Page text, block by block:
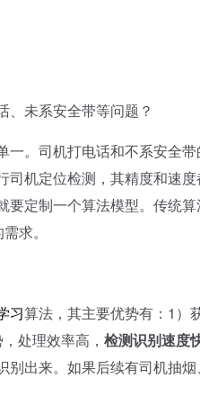
未系安全带等问题？
。司机打电话和不系安全带
司机定位检测，其精度和速
要定制一个算法模型。传统算
求。
习算法，其主要优势有：1）
处理效率高， 检测识别速度
别出来。如果后续有司机抽